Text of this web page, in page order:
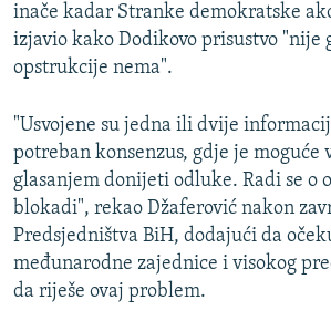
inače kadar Stranke demokratske
izjavio kako Dodikovo prisustvo "nije
opstrukcije nema".
"Usvojene su jedna ili dvije
potreban konsenzus, gdje je moguće
glasanjem donijeti odluke. Radi se o
blokadi", rekao Džaferović nakon
Predsjedništva BiH, dodajući da
međunarodne zajednice i visokog
da riješe ovaj problem.